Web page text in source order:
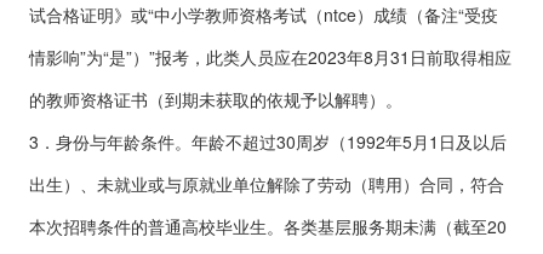
试合格证明》或“中小学教师资格考试（ntce）成绩（备注“受疫
情影响”为“是”）”报考，此类人员应在2023年8月31日前取得相应
的教师资格证书（到期未获取的依规予以解聘）。
3．身份与年龄条件。年龄不超过30周岁（1992年5月1日及以后
出生）、未就业或与原就业单位解除了劳动（聘用）合同，符合
本次招聘条件的普通高校毕业生。各类基层服务期未满（截至20